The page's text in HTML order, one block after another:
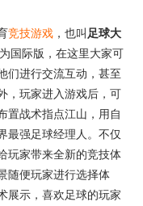
竞技游戏 ，也叫 足球大
为国际版，在这里大家可
们进行交流互动，甚至
，玩家进入游戏后，可
置战术指点江山，用自
最强足球经理人。不仅
玩家带来全新的竞技体
随便玩家进行选择体
展示，喜欢足球的玩家